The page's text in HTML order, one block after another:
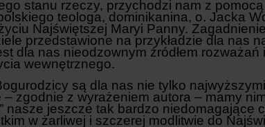
stanu rzeczy, przychodzi nam z
teologa, dominikanina, o. Jacka
Najświętszej Maryi Panny.
przedstawione na przykładzie dla nas
dla nas nieodzownym źródłem rozważań
wewnętrznego.
są dla nas nie tylko
– zgodnie z wyrażeniem autora – mamy
nasze jeszcze tak bardzo niedomagające
w żarliwej i szczerej modlitwie do